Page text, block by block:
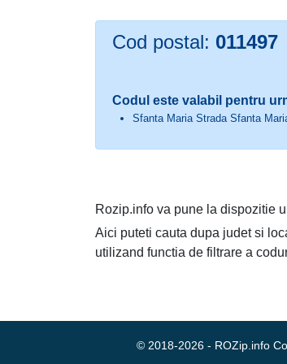
Cod postal: 011497
Codul este valabil pentru
Sfanta Maria Strada Sfanta
Rozip.info va pune la dispozitie
Aici puteti cauta dupa judet si
utilizand functia de filtrare a
© 2018-2026 - ROZip.info